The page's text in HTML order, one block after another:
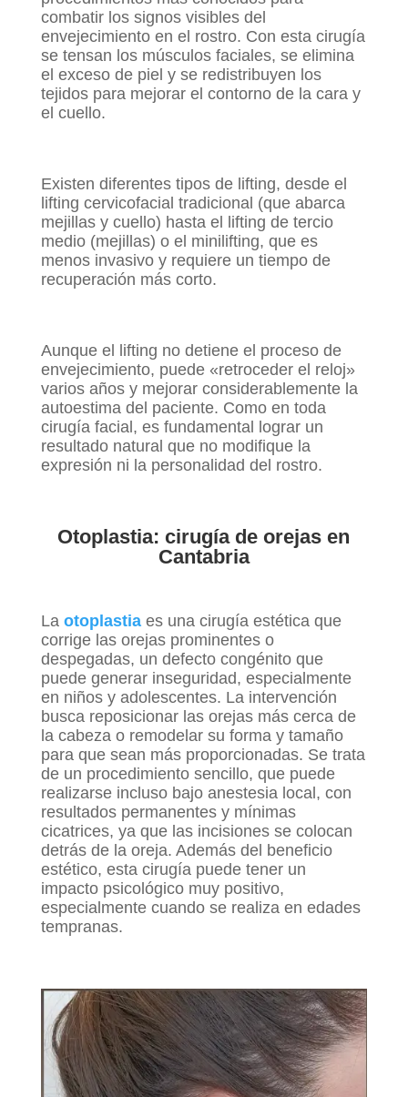
combatir los signos visibles del
envejecimiento en el rostro. Con esta cirugía
se tensan los músculos faciales, se elimina
el exceso de piel y se redistribuyen los
tejidos para mejorar el contorno de la cara y
el cuello.
Existen diferentes tipos de lifting, desde el
lifting cervicofacial tradicional (que abarca
mejillas y cuello) hasta el lifting de tercio
medio (mejillas) o el minilifting, que es
menos invasivo y requiere un tiempo de
recuperación más corto.
Aunque el lifting no detiene el proceso de
envejecimiento, puede «retroceder el reloj»
varios años y mejorar considerablemente la
autoestima del paciente. Como en toda
cirugía facial, es fundamental lograr un
resultado natural que no modifique la
expresión ni la personalidad del rostro.
Otoplastia: cirugía de orejas en
Cantabria
La otoplastia es una cirugía estética que
corrige las orejas prominentes o
despegadas, un defecto congénito que
puede generar inseguridad, especialmente
en niños y adolescentes. La intervención
busca reposicionar las orejas más cerca de
la cabeza o remodelar su forma y tamaño
para que sean más proporcionadas. Se trata
de un procedimiento sencillo, que puede
realizarse incluso bajo anestesia local, con
resultados permanentes y mínimas
cicatrices, ya que las incisiones se colocan
detrás de la oreja. Además del beneficio
estético, esta cirugía puede tener un
impacto psicológico muy positivo,
especialmente cuando se realiza en edades
tempranas.